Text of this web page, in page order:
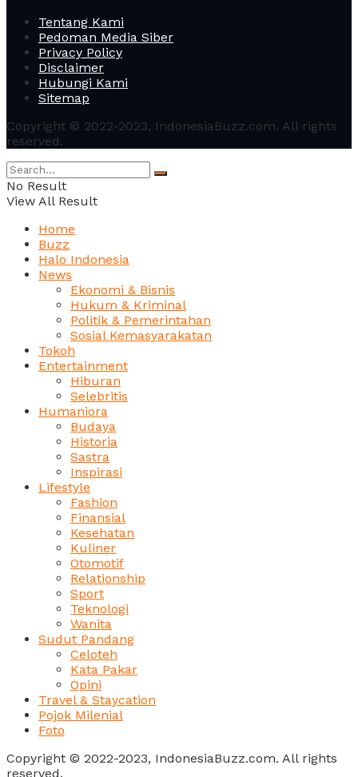
Tentang Kami
Pedoman Media Siber
Privacy Policy
Disclaimer
Hubungi Kami
Sitemap
Copyright © 2022-2023, IndonesiaBuzz.com. All rights
reserved.
No Result
View All Result
Home
Buzz
Halo Indonesia
News
Ekonomi & Bisnis
Hukum & Kriminal
Politik & Pemerintahan
Sosial Kemasyarakatan
Tokoh
Entertainment
Hiburan
Selebritis
Humaniora
Budaya
Historia
Sastra
Inspirasi
Lifestyle
Fashion
Finansial
Kesehatan
Kuliner
Otomotif
Relationship
Sport
Teknologi
Wanita
Sudut Pandang
Celoteh
Kata Pakar
Opini
Travel & Staycation
Pojok Milenial
Foto
Copyright © 2022-2023, IndonesiaBuzz.com. All rights
reserved.